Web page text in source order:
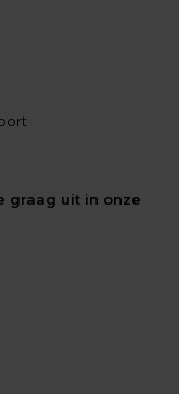
graag uit in onze